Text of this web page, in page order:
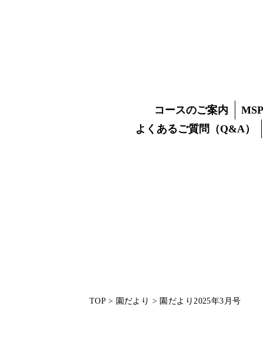
コースのご案内
よくあるご質問（Q&A）
TOP> 園だより > 園だより2025年3月号